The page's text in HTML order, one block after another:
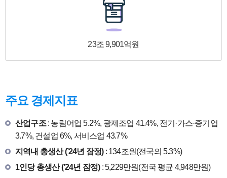
23조 9,901억원
주요 경제지표
산업구조: 농림어업 5.2%, 광제조업 41.4%, 전기·가스·증기업
3.7%, 건설업 6%, 서비스업 43.7%
지역내 총생산 (’24년 잠정): 134조원(전국의 5.3%)
1인당 총생산 (’24년 잠정): 5,229만원(전국 평균 4,948만원)